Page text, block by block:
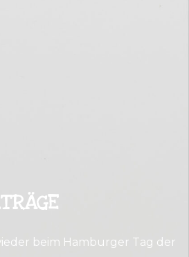
beim Hamburger Tag der